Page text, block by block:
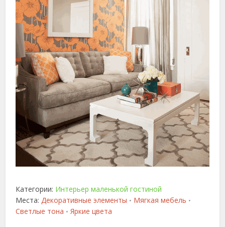
Категории: Интерьер маленькой гостиной
Места:Декоративные элементы • Мягкая мебель •
Светлые тона • Яркие цвета